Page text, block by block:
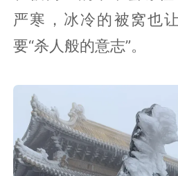
严寒，冰冷的被窝也
要“杀人般的意志”。